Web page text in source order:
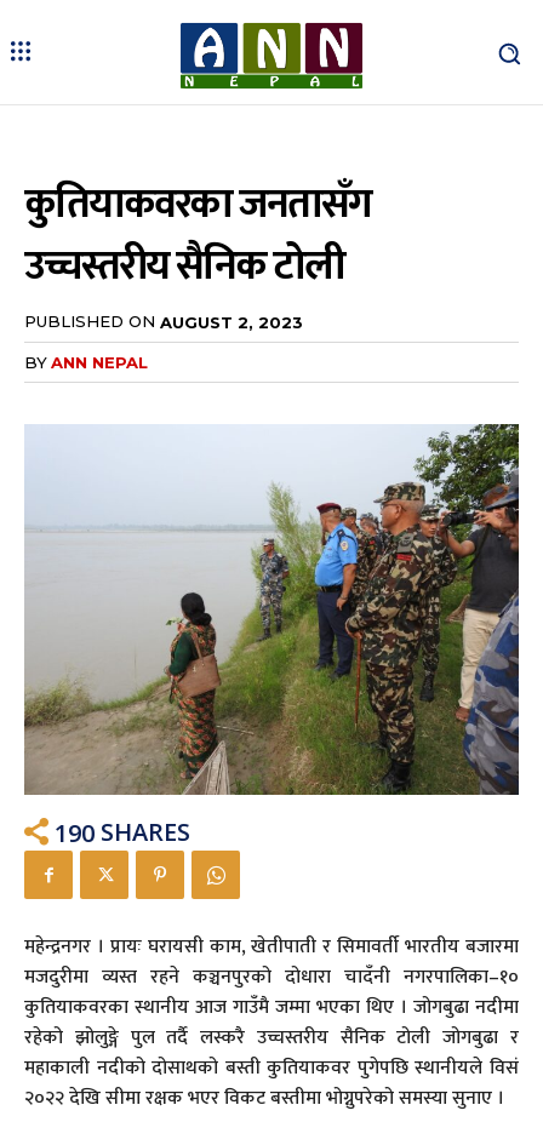
कुतियाकवरका जनतासँग
उच्चस्तरीय सैनिक टोली
PUBLISHED ON AUGUST 2, 2023
BYANN NEPAL
190 SHARES
महेन्द्रनगर । प्रायः घरायसी काम, खेतीपाती र सिमावर्ती भारतीय बजारमा
मजदुरीमा व्यस्त रहने कञ्चनपुरको दोधारा चादँनी नगरपालिका–१०
कुतियाकवरका स्थानीय आज गाउँमै जम्मा भएका थिए । जोगबुढा नदीमा
रहेको झोलुङ्गे पुल तर्दै लस्करै उच्चस्तरीय सैनिक टोली जोगबुढा र
महाकाली नदीको दोसाथको बस्ती कुतियाकवर पुगेपछि स्थानीयले विसं
२०२२ देखि सीमा रक्षक भएर विकट बस्तीमा भोग्नुपरेको समस्या सुनाए ।